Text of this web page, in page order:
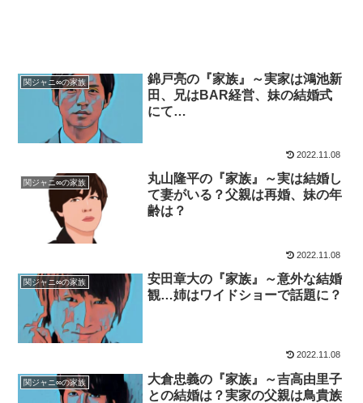
関ジャニ∞の家族
錦戸亮の『家族』～実家は鴻池新
田、兄はBAR経営、妹の結婚式
にて…
2022.11.08
関ジャニ∞の家族
丸山隆平の『家族』～実は結婚し
て妻がいる？父親は再婚、妹の年
齢は？
2022.11.08
関ジャニ∞の家族
安田章大の『家族』～意外な結婚
観…姉はワイドショーで話題に？
2022.11.08
関ジャニ∞の家族
大倉忠義の『家族』～吉高由里子
との結婚は？実家の父親は鳥貴族